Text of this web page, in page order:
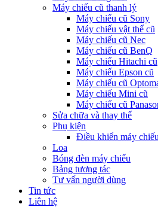
Máy chiếu cũ thanh lý
Máy chiếu cũ Sony
Máy chiếu vật thể cũ
Máy chiếu cũ Nec
Máy chiếu cũ BenQ
Máy chiếu Hitachi cũ
Máy chiếu Epson cũ
Máy chiếu cũ
Máy chiếu Mini cũ
Máy chiếu cũ
Sửa chữa và thay thế
Phụ kiện
Điều khiển máy chiếu
Loa
Bóng đèn máy chiếu
Bảng tương tác
Tư vấn người dùng
Tin tức
Liên hệ